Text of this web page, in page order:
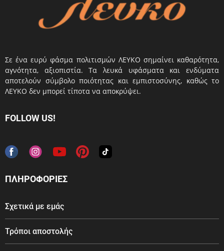
Σε ένα ευρύ φάσμα πολιτισμών ΛΕΥΚΟ σημαίνει καθαρότητα,
αγνότητα, αξιοπιστία. Τα λευκά υφάσματα και ενδύματα
αποτελούν σύμβολο ποιότητας και εμπιστοσύνης, καθώς το
ΛΕΥΚΟ δεν μπορεί τίποτα να αποκρύψει.
FOLLOW US!
ΠΛΗΡΟΦΟΡΙΕΣ
Σχετικά με εμάς
Τρόποι αποστολής